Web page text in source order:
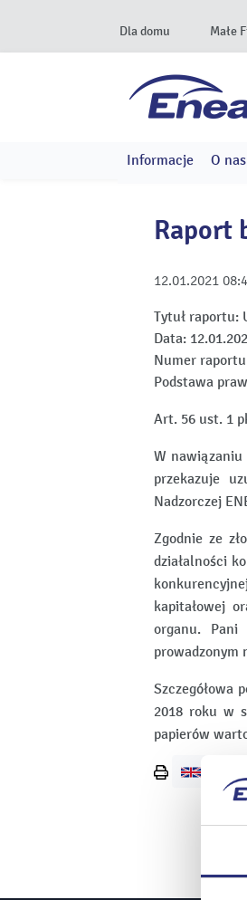
Dla domu Małe
Informacje O nas
Raport
12.01.2021
Tytuł raportu:
Data:
Numer
Podstawa
Art. 56 ust. 1
W nawiązaniu
przekazuje
Nadzorczej
Zgodnie ze
działalności
kapitałowej
organu. Pani
prowadzonym
Szczegółowa
2018 roku w
papierów